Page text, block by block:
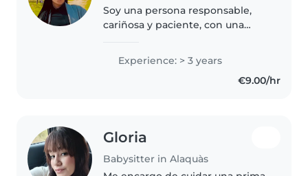
Soy una persona responsable,
cariñosa y paciente, con una
infantil. Me caracterizo por crear
un ambiente seguro, afectuoso y
estimulante para los niños,..
Experience: > 3 years
€9.00/hr
Gloria
Babysitter in Alaquàs